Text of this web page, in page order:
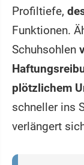
Profiltiefe,
Funktionen.
Schuhsohlen
plötzlichem
schneller ins
verlängert